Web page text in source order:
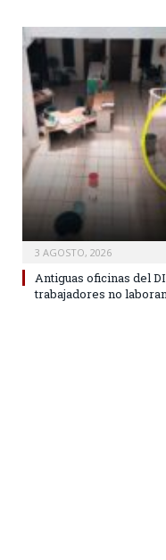
3 AGOSTO, 2026
Antiguas oficinas del
trabajadores no